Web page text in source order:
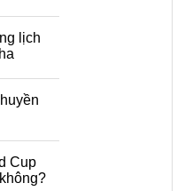
lịch
Cup